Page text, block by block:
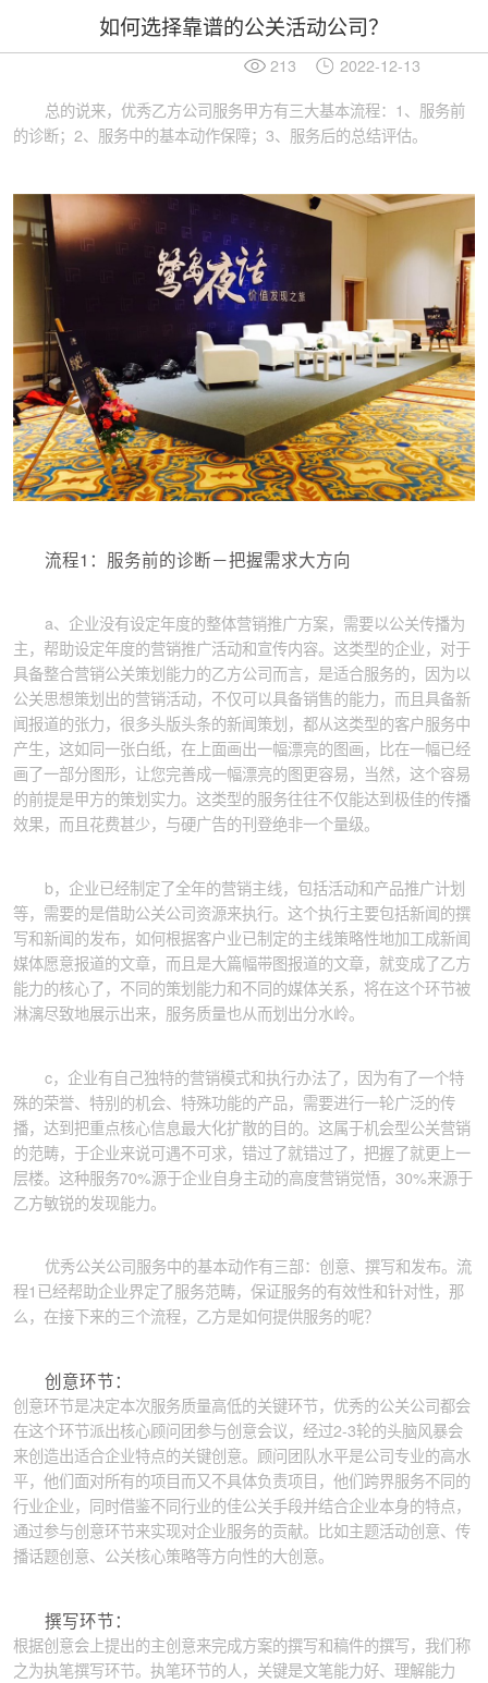
如何选择靠谱的公关活动公司？
213 2022-12-13
总的说来，优秀乙方公司服务甲方有三大基本流程：1、服务前
的诊断；2、服务中的基本动作保障；3、服务后的总结评估。
流程1：服务前的诊断－把握需求大方向
a、企业没有设定年度的整体营销推广方案，需要以公关传播为
主，帮助设定年度的营销推广活动和宣传内容。这类型的企业，对于
具备整合营销公关策划能力的乙方公司而言，是适合服务的，因为以
公关思想策划出的营销活动，不仅可以具备销售的能力，而且具备新
闻报道的张力，很多头版头条的新闻策划，都从这类型的客户服务中
产生，这如同一张白纸，在上面画出一幅漂亮的图画，比在一幅已经
画了一部分图形，让您完善成一幅漂亮的图更容易，当然，这个容易
的前提是甲方的策划实力。这类型的服务往往不仅能达到极佳的传播
效果，而且花费甚少，与硬广告的刊登绝非一个量级。
b，企业已经制定了全年的营销主线，包括活动和产品推广计划
等，需要的是借助公关公司资源来执行。这个执行主要包括新闻的撰
写和新闻的发布，如何根据客户业已制定的主线策略性地加工成新闻
媒体愿意报道的文章，而且是大篇幅带图报道的文章，就变成了乙方
能力的核心了，不同的策划能力和不同的媒体关系，将在这个环节被
淋漓尽致地展示出来，服务质量也从而划出分水岭。
c，企业有自己独特的营销模式和执行办法了，因为有了一个特
殊的荣誉、特别的机会、特殊功能的产品，需要进行一轮广泛的传
播，达到把重点核心信息最大化扩散的目的。这属于机会型公关营销
的范畴，于企业来说可遇不可求，错过了就错过了，把握了就更上一
层楼。这种服务70%源于企业自身主动的高度营销觉悟，30%来源于
乙方敏锐的发现能力。
优秀公关公司服务中的基本动作有三部：创意、撰写和发布。流
程1已经帮助企业界定了服务范畴，保证服务的有效性和针对性，那
么，在接下来的三个流程，乙方是如何提供服务的呢？
创意环节：
创意环节是决定本次服务质量高低的关键环节，优秀的公关公司都会
在这个环节派出核心顾问团参与创意会议，经过2-3轮的头脑风暴会
来创造出适合企业特点的关键创意。顾问团队水平是公司专业的高水
平，他们面对所有的项目而又不具体负责项目，他们跨界服务不同的
行业企业，同时借鉴不同行业的佳公关手段并结合企业本身的特点，
通过参与创意环节来实现对企业服务的贡献。比如主题活动创意、传
播话题创意、公关核心策略等方向性的大创意。
撰写环节：
根据创意会上提出的主创意来完成方案的撰写和稿件的撰写，我们称
之为执笔撰写环节。执笔环节的人，关键是文笔能力好、理解能力